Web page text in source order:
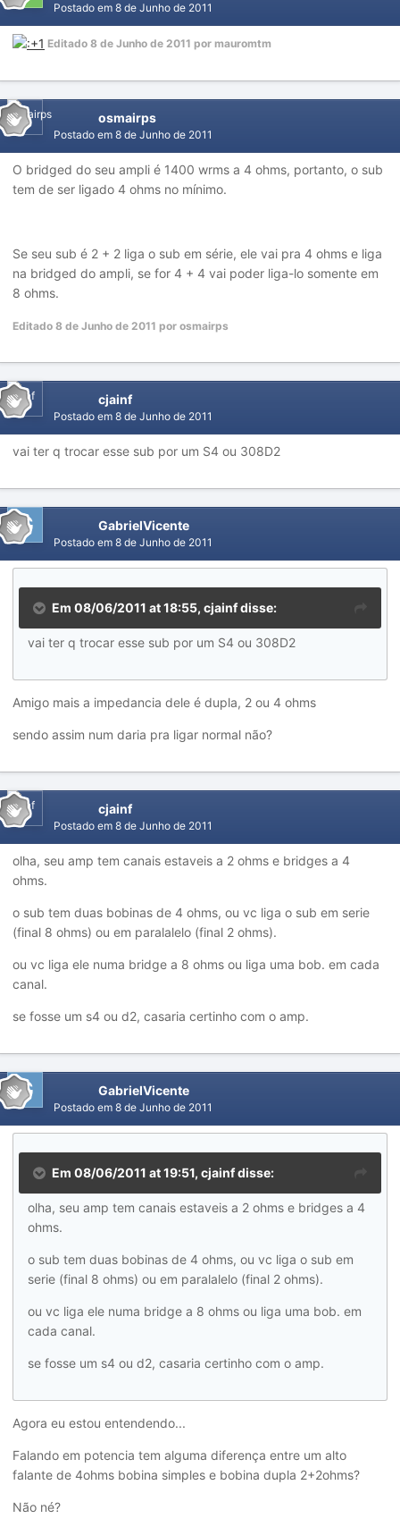
Postado em 8 de Junho de 2011
Editado 8 de Junho de 2011 por mauromtm
osmairps
Postado em 8 de Junho de 2011
O bridged do seu ampli é 1400 wrms a 4 ohms, portanto, o sub
tem de ser ligado 4 ohms no mínimo.
Se seu sub é 2 + 2 liga o sub em série, ele vai pra 4 ohms e liga
na bridged do ampli, se for 4 + 4 vai poder liga-lo somente em
8 ohms.
Editado 8 de Junho de 2011 por osmairps
cjainf
Postado em 8 de Junho de 2011
vai ter q trocar esse sub por um S4 ou 308D2
GabrielVicente
Postado em 8 de Junho de 2011
Em 08/06/2011 at 18:55, cjainf disse:
vai ter q trocar esse sub por um S4 ou 308D2
Amigo mais a impedancia dele é dupla, 2 ou 4 ohms
sendo assim num daria pra ligar normal não?
cjainf
Postado em 8 de Junho de 2011
olha, seu amp tem canais estaveis a 2 ohms e bridges a 4
ohms.
o sub tem duas bobinas de 4 ohms, ou vc liga o sub em serie
(final 8 ohms) ou em paralalelo (final 2 ohms).
ou vc liga ele numa bridge a 8 ohms ou liga uma bob. em cada
canal.
se fosse um s4 ou d2, casaria certinho com o amp.
GabrielVicente
Postado em 8 de Junho de 2011
Em 08/06/2011 at 19:51, cjainf disse:
olha, seu amp tem canais estaveis a 2 ohms e bridges a 4
ohms.
o sub tem duas bobinas de 4 ohms, ou vc liga o sub em
serie (final 8 ohms) ou em paralalelo (final 2 ohms).
ou vc liga ele numa bridge a 8 ohms ou liga uma bob. em
cada canal.
se fosse um s4 ou d2, casaria certinho com o amp.
Agora eu estou entendendo...
Falando em potencia tem alguma diferença entre um alto
falante de 4ohms bobina simples e bobina dupla 2+2ohms?
Não né?